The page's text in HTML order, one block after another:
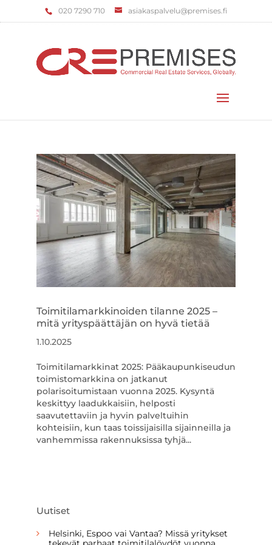
‌020 7290 710 asiakaspalvelu@premises.fi
Toimitilamarkkinoiden tilanne 2025 –
mitä yrityspäättäjän on hyvä tietää
1.10.2025
Toimitilamarkkinat 2025: Pääkaupunkiseudun
toimistomarkkina on jatkanut
polarisoitumistaan vuonna 2025. Kysyntä
keskittyy laadukkaisiin, helposti
saavutettaviin ja hyvin palveltuihin
kohteisiin, kun taas toissijaisilla sijainneilla ja
vanhemmissa rakennuksissa tyhjä...
Uutiset
Helsinki, Espoo vai Vantaa? Missä yritykset